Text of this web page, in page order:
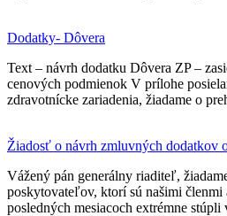
Dodatky- Dôvera
Text – návrh dodatku Dôvera ZP –
cenových podmienok V prílohe
zdravotnícke zariadenia, žiadame o
Žiadosť o návrh zmluvných dodatkov
Vážený pán generálny riaditeľ,
poskytovateľov, ktorí sú našimi
posledných mesiacoch extrémne